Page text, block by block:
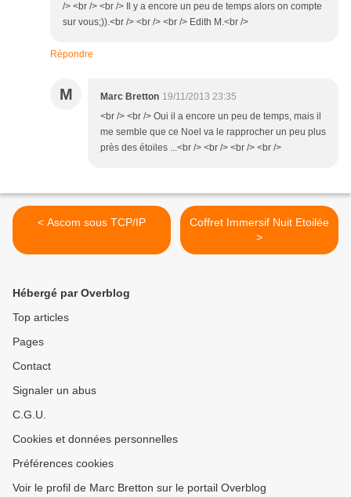
/> <br /> <br /> Il y a encore un peu de temps alors on compte
sur vous;)).<br /> <br /> <br /> Edith M.<br />
Répondre
M Marc Bretton 19/11/2013 23:35
<br /> <br /> Oui il a encore un peu de temps, mais il
me semble que ce Noel va le rapprocher un peu plus
près des étoiles ...<br /> <br /> <br /> <br />
< Ascom sous TCP/IP
Coffret Immersif Nuit Etoilée
>
Hébergé par Overblog
Top articles
Pages
Contact
Signaler un abus
C.G.U.
Cookies et données personnelles
Préférences cookies
Voir le profil de Marc Bretton sur le portail Overblog